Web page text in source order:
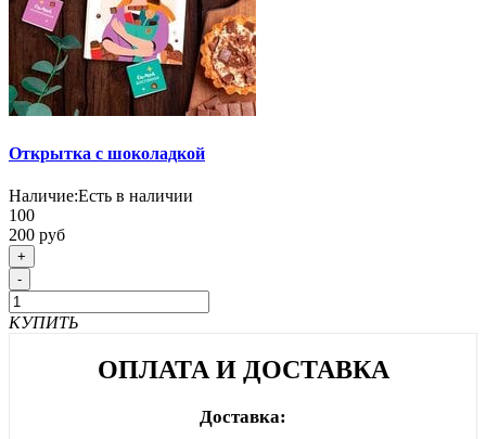
Открытка с шоколадкой
Наличие:Есть в наличии
100
200 руб
+
-
КУПИТЬ
ОПЛАТА И ДОСТАВКА
Доставка: